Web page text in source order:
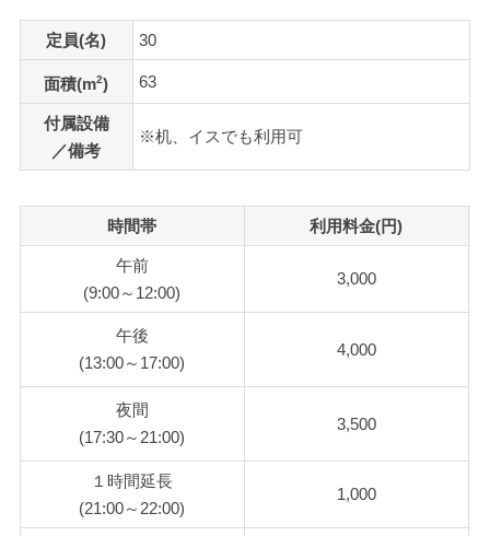
定員(名) 30
面積(m2) 63
付属設備
／備考
※机、イスでも利用可
時間帯 利用料金(円)
午前
(9:00～12:00)
3,000
午後
(13:00～17:00)
4,000
夜間
(17:30～21:00)
3,500
１時間延長
(21:00～22:00)
1,000